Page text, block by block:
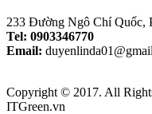
233 Đường Ngô Chí Quốc,
Tel: 0903346770
Email:
Copyright © 2017. All
ITGreen.vn